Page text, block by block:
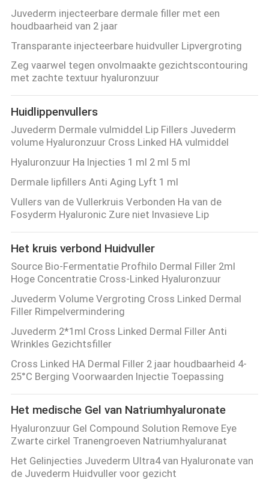
Juvederm injecteerbare dermale filler met een
houdbaarheid van 2 jaar
Transparante injecteerbare huidvuller Lipvergroting
Zeg vaarwel tegen onvolmaakte gezichtscontouring
met zachte textuur hyaluronzuur
Huidlippenvullers
Juvederm Dermale vulmiddel Lip Fillers Juvederm
volume Hyaluronzuur Cross Linked HA vulmiddel
Hyaluronzuur Ha Injecties 1 ml 2 ml 5 ml
Dermale lipfillers Anti Aging Lyft 1 ml
Vullers van de Vullerkruis Verbonden Ha van de
Fosyderm Hyaluronic Zure niet Invasieve Lip
Het kruis verbond Huidvuller
Source Bio-Fermentatie Profhilo Dermal Filler 2ml
Hoge Concentratie Cross-Linked Hyaluronzuur
Juvederm Volume Vergroting Cross Linked Dermal
Filler Rimpelvermindering
Juvederm 2*1ml Cross Linked Dermal Filler Anti
Wrinkles Gezichtsfiller
Cross Linked HA Dermal Filler 2 jaar houdbaarheid 4-
25°C Berging Voorwaarden Injectie Toepassing
Het medische Gel van Natriumhyaluronate
Hyaluronzuur Gel Compound Solution Remove Eye
Zwarte cirkel Tranengroeven Natriumhyaluranat
Het Gelinjecties Juvederm Ultra4 van Hyaluronate van
de Juvederm Huidvuller voor gezicht